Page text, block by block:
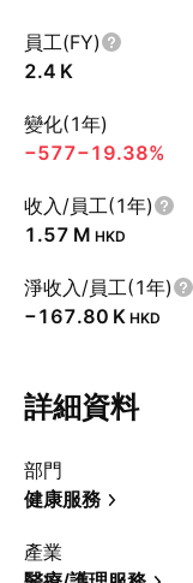
員工(FY)
‪2.4 K‬
變化(1年)
−577−19.38%
收入/員工(1年)
‪1.57 M‬ HKD
淨收入/員工(1年)
‪−167.80 K‬ HKD
詳細資料
部門
健康服務
產業